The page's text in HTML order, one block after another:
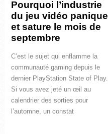
Pourquoi l’industrie
du jeu vidéo panique
et sature le mois de
septembre
C’est le sujet qui enflamme la
communauté gaming depuis le
dernier PlayStation State of Play.
Si vous avez jeté un œil au
calendrier des sorties pour
l’automne, un constat